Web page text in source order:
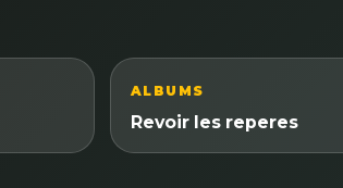
ALBUMS
Revoir les reperes